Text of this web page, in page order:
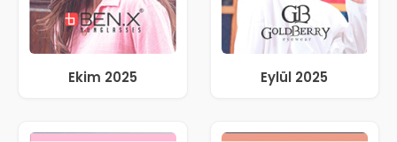
Ekim 2025 Eylül 2025